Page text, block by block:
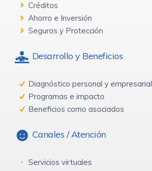
Créditos
Ahorro e Inversión
Seguros y Protección
Desarrollo y Beneficios
Diagnóstico personal y empresarial
Programas e impacto
Beneficios como asociados
Canales / Atención
Servicios virtuales